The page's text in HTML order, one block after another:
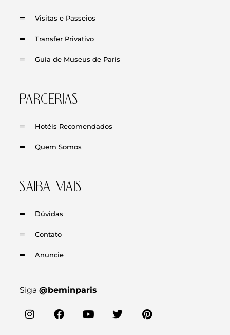
Visitas e Passeios
Transfer Privativo
Guia de Museus de Paris
PARCERIAS
Hotéis Recomendados
Quem Somos
SAIBA MAIS
Dúvidas
Contato
Anuncie
Siga @beminparis